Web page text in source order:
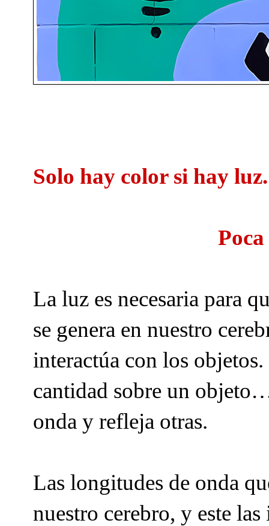
Solo hay color si hay luz.
La luz es necesaria para
se genera en nuestro
interactúa con los
cantidad sobre un
onda y refleja otras.
Las longitudes de onda
nuestro cerebro, y este